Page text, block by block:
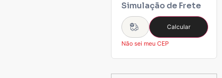
Simulação de Frete
Calcular
Não sei meu CEP